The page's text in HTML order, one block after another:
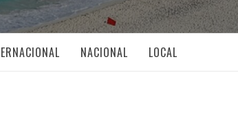
NACIONAL LOCAL